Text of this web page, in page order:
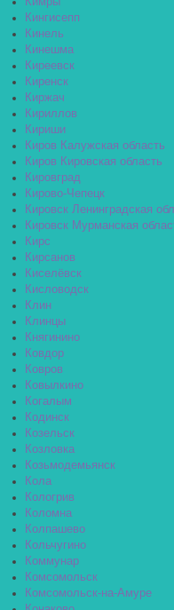
Кингисепп
Кинель
Кинешма
Киреевск
Киренск
Киржач
Кириллов
Кириши
Киров Калужская область
Киров Кировская область
Кировград
Кирово-Чепецк
Кировск Ленинградская
Кировск Мурманская
Кирс
Кирсанов
Киселёвск
Кисловодск
Клин
Клинцы
Княгинино
Ковдор
Ковров
Ковылкино
Когалым
Кодинск
Козельск
Козловка
Козьмодемьянск
Кола
Кологрив
Коломна
Колпашево
Кольчугино
Коммунар
Комсомольск
Комсомольск-на-Амуре